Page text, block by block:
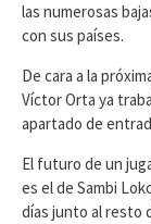
las numerosas
con sus países.
De cara a la
Víctor Orta ya
apartado de
El futuro de un
es el de Sambi
días junto al resto